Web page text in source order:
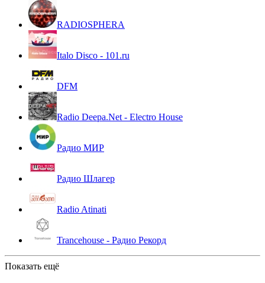
RADIOSPHERA
Italo Disco - 101.ru
DFM
Radio Deepa.Net - Electro House
Радио МИР
Радио Шлагер
Radio Atinati
Trancehouse - Радио Рекорд
Показать ещё